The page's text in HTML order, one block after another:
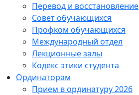
Перевод и восстановление
Совет обучающихся
Профком обучающихся
Международный отдел
Лекционные залы
Кодекс этики студента
Ординаторам
Прием в ординатуру 2026